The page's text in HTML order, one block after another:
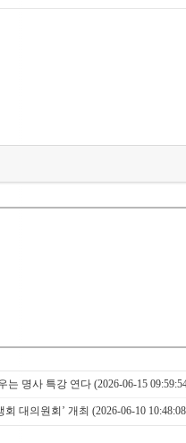
는 명사 특강 연다 (2026-06-15
회 대의원회’ 개최 (2026-06-10